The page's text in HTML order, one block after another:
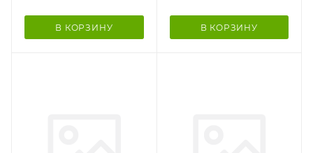
В КОРЗИНУ В КОРЗИНУ